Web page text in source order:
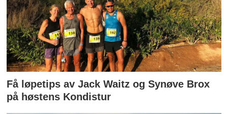
Få løpetips av Jack Waitz og Synøve Brox
på høstens Kondistur